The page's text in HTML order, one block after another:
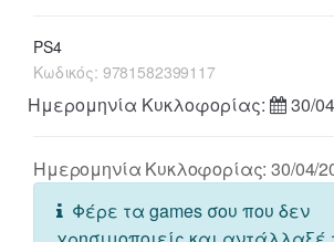
PS4
Κωδικός: 9781582399117
Ημερομηνία Κυκλοφορίας: 30/
Ημερομηνία Κυκλοφορίας: 30/04/
Φέρε τα games σου που δεν